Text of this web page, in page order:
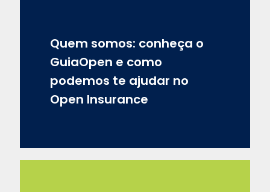
Quem somos: conheça o
GuiaOpen e como
podemos te ajudar no
Open Insurance